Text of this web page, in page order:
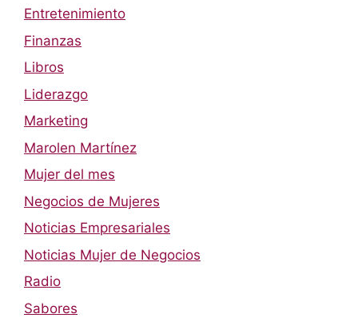
Entretenimiento
Finanzas
Libros
Liderazgo
Marketing
Marolen Martínez
Mujer del mes
Negocios de Mujeres
Noticias Empresariales
Noticias Mujer de Negocios
Radio
Sabores